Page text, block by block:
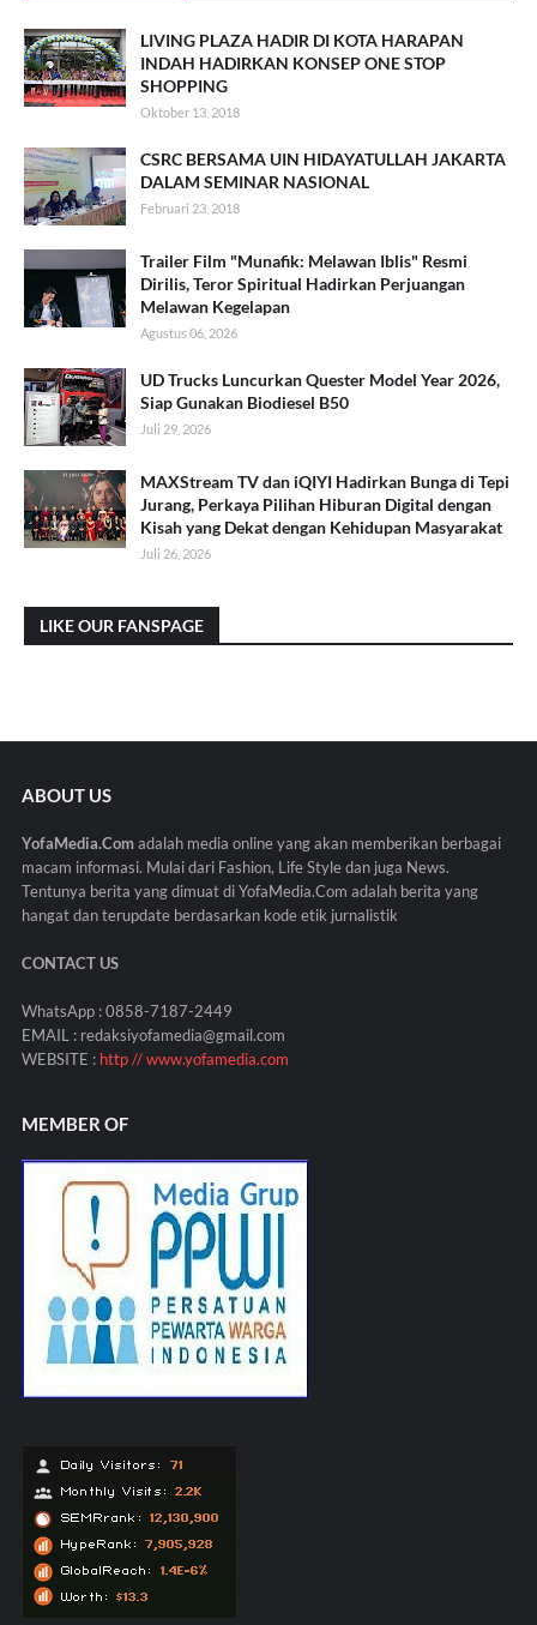
LIVING PLAZA HADIR DI KOTA HARAPAN
INDAH HADIRKAN KONSEP ONE STOP
SHOPPING
Oktober 13, 2018
CSRC BERSAMA UIN HIDAYATULLAH JAKARTA
DALAM SEMINAR NASIONAL
Februari 23, 2018
Trailer Film "Munafik: Melawan Iblis" Resmi
Dirilis, Teror Spiritual Hadirkan Perjuangan
Melawan Kegelapan
Agustus 06, 2026
UD Trucks Luncurkan Quester Model Year 2026,
Siap Gunakan Biodiesel B50
Juli 29, 2026
MAXStream TV dan iQIYI Hadirkan Bunga di Tepi
Jurang, Perkaya Pilihan Hiburan Digital dengan
Kisah yang Dekat dengan Kehidupan Masyarakat
Juli 26, 2026
LIKE OUR FANSPAGE
ABOUT US
YofaMedia.Comadalah media online yang akan memberikan berbagai
macam informasi. Mulai dari Fashion, Life Style dan juga News.
Tentunya berita yang dimuat di YofaMedia.Com adalah berita yang
hangat dan terupdate berdasarkan kode etik jurnalistik
CONTACT US
WhatsApp : 0858-7187-2449
EMAIL : redaksiyofamedia@gmail.com
WEBSITE : http // www.yofamedia.com
MEMBER OF